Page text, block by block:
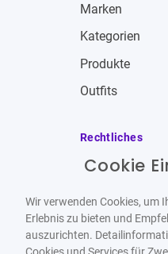
Marken
Kategorien
Produkte
Outfits
Rechtliches
Impressum
Cookie
Wir verwenden Cookies, um
Erlebnis zu bieten und
auszurichten.
Cookies und Services für